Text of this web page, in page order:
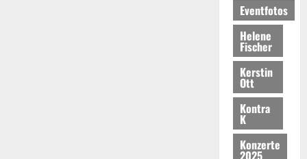
Eventfotos
Helene
Fischer
Kerstin
Ott
Kontra
K
Konzerte
2025